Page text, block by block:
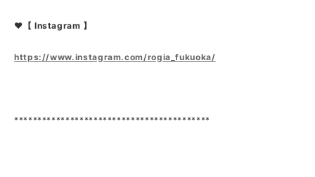
❤【 Instagram 】
https://www.instagram.com/rogia_fukuoka/
******************************************